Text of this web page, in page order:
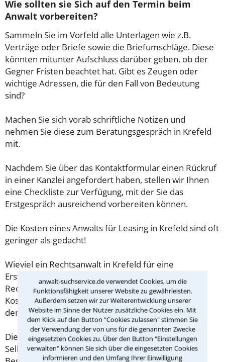
anwalt-suchservice.de verwendet Cookies, um die
Funktionsfähigkeit unserer Website zu gewährleisten.
Außerdem setzen wir zur Weiterentwicklung unserer
Website im Sinne der Nutzer zusätzliche Cookies ein. Mit
dem Klick auf den Button "Cookies zulassen" stimmen Sie
der Verwendung der von uns für die genannten Zwecke
eingesetzten Cookies zu. Über den Button "Einstellungen
verwalten" können Sie sich über die eingesetzten Cookies
informieren und den Umfang Ihrer Einwilligung
Wie sollten sie Sich auf den Termin beim
Anwalt vorbereiten?
Sammeln Sie im Vorfeld alle Unterlagen wie z.B.
Verträge oder Briefe sowie die Briefumschläge. Diese
könnten mitunter Aufschluss darüber geben, ob der
Gegner Fristen beachtet hat. Gibt es Zeugen oder
wichtige Adressen, die für den Fall von Bedeutung
sind?
Machen Sie sich vorab schriftliche Notizen und
nehmen Sie diese zum Beratungsgespräch in Krefeld
mit.
Nachdem Sie über das Kontaktformular einen Rückruf
in einer Kanzlei angefordert haben, stellen wir Ihnen
eine Checkliste zur Verfügung, mit der Sie das
Erstgespräch ausreichend vorbereiten können.
Die Kosten eines Anwalts für Leasing in Krefeld sind oft
geringer als gedacht!
Wieviel ein Rechtsanwalt in Krefeld für eine
Erstberatung verlangen darf, ist in §34 des
Rechtsanwaltsvergütungsgesetz (RVG) geregelt. Die
Kosten für das erste Beratungsgespräch betragen
demnach maximal 190,00 € zzgl. MwSt.
Diese Regelung gilt jedoch nur für Verbraucher. Für
Selbstständige oder Freiberufler gilt diese